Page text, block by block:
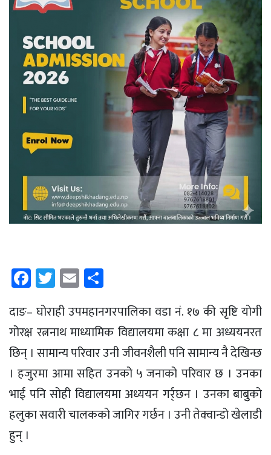
Facebook
Twitter
Email
दाङ– घोराही उपमहानगरपालिका वडा नं. १७ की सृष्टि योगी
गोरक्ष रत्ननाथ माध्यामिक विद्यालयमा कक्षा ८ मा अध्ययनरत
छिन् । सामान्य परिवार उनी जीवनशैली पनि सामान्य नै देखिन्छ
। हजुरमा आमा सहित उनको ५ जनाको परिवार छ । उनका
भाई पनि सोही विद्यालयमा अध्ययन गर्र्छन । उनका बाबुुको
हलुका सवारी चालकको जागिर गर्छन । उनी तेक्वान्डो खेलाडी
हुन् ।